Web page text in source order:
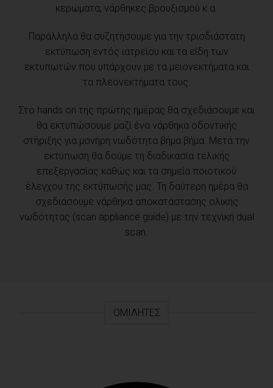
κερώματα, νάρθηκες βρουξισμού κ.α.
Παράλληλα θα συζητήσουμε για την τρισδιάστατη
εκτύπωση εντός ιατρείου και τα είδη των
εκτυπωτών που υπάρχουν με τα μειονεκτήματα και
τα πλεονεκτήματα τους.
Στο hands on της πρώτης ημέρας θα σχεδιάσουμε και
θα εκτυπώσουμε μαζί ένα νάρθηκα οδοντικής
στήριξης για μονήρη νωδότητα βήμα βήμα. Μετά την
εκτύπωση θα δούμε τη διαδικασία τελικής
επεξεργασίας καθώς και τα σημεία ποιοτικού
έλεγχου της εκτύπωσής μας. Τη δαύτερη ημέρα θα
σχεδιάσουμε νάρθηκα αποκατάστασης ολικής
νωδότητας (scan appliance guide) με την τεχνική dual
scan.
ΟΜΙΛΗΤΈΣ